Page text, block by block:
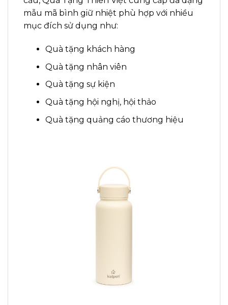
mẫu mã bình giữ nhiệt phù hợp với nhiều
mục đích sử dụng như:
Quà tặng khách hàng
Quà tặng nhân viên
Quà tặng sự kiện
Quà tặng hội nghị, hội thảo
Quà tặng quảng cáo thương hiệu